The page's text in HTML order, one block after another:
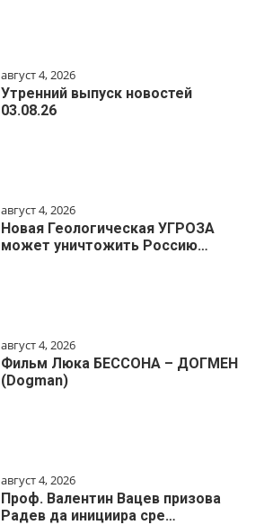
август 4, 2026
Утренний выпуск новостей
03.08.26
август 4, 2026
Новая Геологическая УГРОЗА
может уничтожить Россию…
август 4, 2026
Фильм Люка БЕССОНА – ДОГМЕН
(Dogman)
август 4, 2026
Проф. Валентин Вацев призова
Радев да инициира сре…